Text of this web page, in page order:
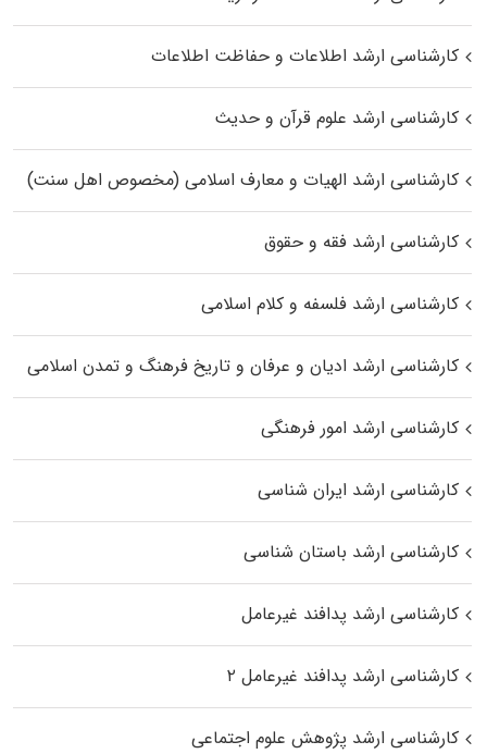
کارشناسی ارشد اطلاعات و حفاظت اطلاعات
کارشناسی ارشد علوم قرآن و حدیث
کارشناسی ارشد الهیات و معارف اسلامی (مخصوص اهل سنت)
کارشناسی ارشد فقه و حقوق
کارشناسی ارشد فلسفه و کلام اسلامی
کارشناسی ارشد ادیان و عرفان و تاریخ فرهنگ و تمدن اسلامی
کارشناسی ارشد امور فرهنگی
کارشناسی ارشد ایران شناسی
کارشناسی ارشد باستان شناسی
کارشناسی ارشد پدافند غیرعامل
کارشناسی ارشد پدافند غیرعامل ۲
کارشناسی ارشد پژوهش علوم اجتماعی